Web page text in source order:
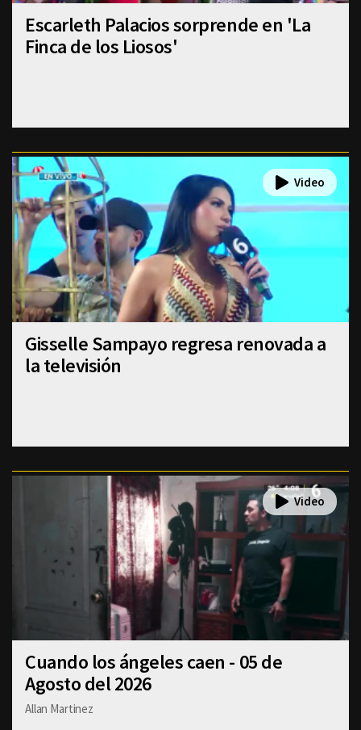
Escarleth Palacios sorprende en 'La
Finca de los Liosos'
Gisselle Sampayo regresa renovada a
la televisión
Cuando los ángeles caen - 05 de
Agosto del 2026
Allan Martinez